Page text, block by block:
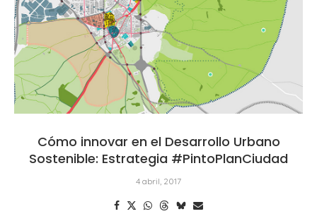
Cómo innovar en el Desarrollo Urbano
Sostenible: Estrategia #PintoPlanCiudad
4 abril, 2017